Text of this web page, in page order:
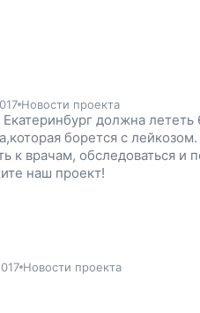
Новости проекта
должна лететь
борется с
к врачам, обследоваться и
наш проект!
Новости проекта